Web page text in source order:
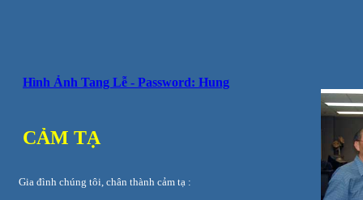
Hình Ảnh Tang Lễ - Password: Hung
CẢM TẠ
Gia đình chúng tôi, chân thành cảm tạ :